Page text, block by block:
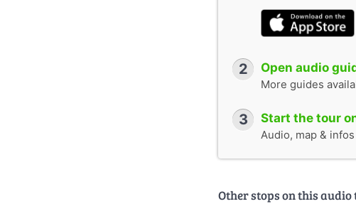
2 Open audio
More guides
3 Start the tour
Audio, map &
Other stops on this audio